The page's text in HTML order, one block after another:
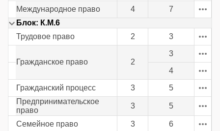
Международное право 4
7
Блок: К.М.6
Трудовое право
2 3
Гражданское право 2
3
4
Гражданский процесс 3
5
Предпринимательское
право
3 5
Семейное право 3 6